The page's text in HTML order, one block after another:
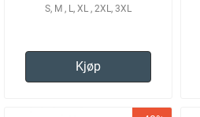
S, M , L, XL , 2XL, 3XL
Kjøp